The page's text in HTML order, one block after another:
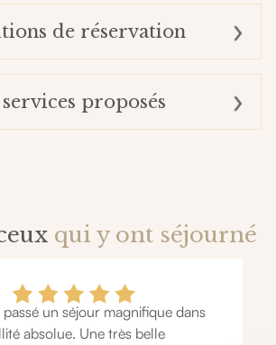
de réservation
proposés
qui y ont séjourné
un séjour magnifique dans
absolue. Une très belle